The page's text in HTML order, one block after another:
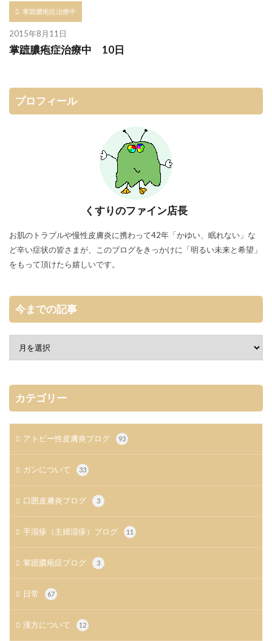
掌蹠膿疱症治療中
2015年8月11日
掌蹠膿疱症治療中 10日
プロフィール
くすりのファイン店長
お肌のトラブルや慢性皮膚炎に携わって42年「かゆい、眠れない」な
ど辛い症状の皆さまが、このブログをきっかけに「明るい未来と希望」
をもって頂けたら嬉しいです。
今までの記事
カテゴリー
アトピー性皮膚炎ブログ 93
ガンについて 33
口囲皮膚炎ブログ 3
手湿疹（主婦湿疹）ブログ 11
掌蹠膿疱症ブログ 3
日常 67
漢方について 12